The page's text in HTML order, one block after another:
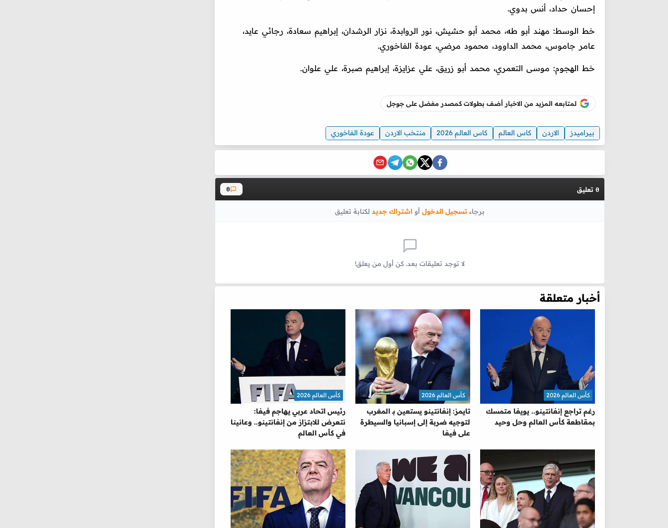
إحسان حداد، أنس بدوي.
خط الوسط: مهند أبو طه، محمد أبو حشيش، نور الروابدة، نزار الرشدان، إبراهيم سعادة، رجائي عايد،
عامر جاموس، محمد الداوود، محمود مرضي، عودة الفاخوري.
خط الهجوم: موسى التعمري، محمد أبو زريق، علي عزايزة، إبراهيم صبرة، علي علوان.
لمتابعه المزيد من الاخبار أضف بطولات كمصدر مفضل على جوجل
بيراميدز الاردن كاس العالم كاس العالم 2026 منتخب الاردن عودة الفاخوري
0 تعليق 0
برجاء تسجيل الدخول أو اشتراك جديد لكتابة تعليق
لا توجد تعليقات بعد. كن أول من يعلق!
أخبار متعلقة
رغم تراجع إنفانتينو.. يويفا متمسك
بمقاطعة كأس العالم وحل وحيد
كأس العالم 2026
تايمز: إنفانتينو يستعين بـ المغرب
لتوجيه ضربة إلى إسبانيا والسيطرة
على فيفا
كأس العالم 2026
رئيس اتحاد عربي يهاجم فيفا:
نتعرض للابتزاز من إنفانتينو.. وعانينا
في كأس العالم
كأس العالم 2026